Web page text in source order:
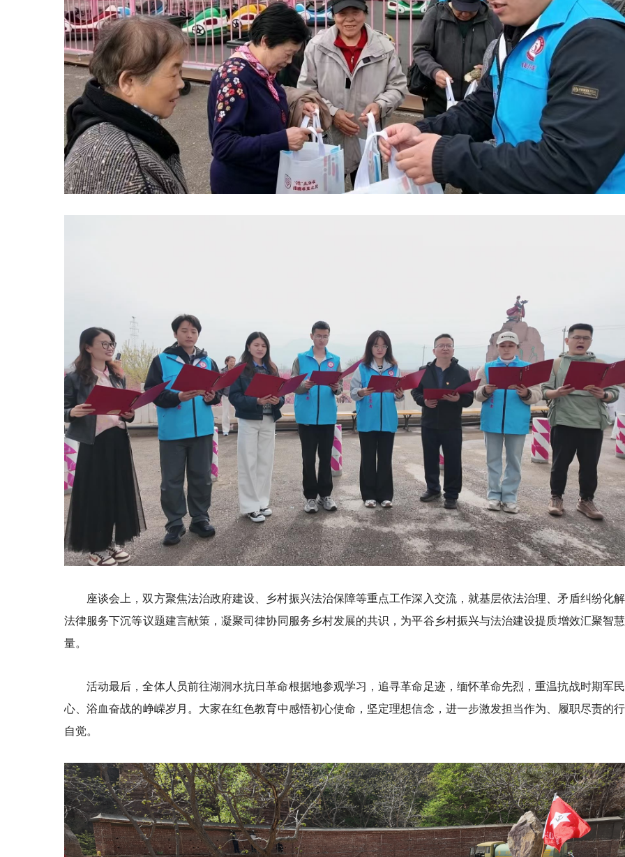
座谈会上，双方聚焦法治政府建设、乡村振兴法治保障等重点工作深入交流，就基层依法治理、矛盾纠纷化
法律服务下沉等议题建言献策，凝聚司律协同服务乡村发展的共识，为平谷乡村振兴与法治建设提质增效汇聚智
量。
活动最后，全体人员前往湖洞水抗日革命根据地参观学习，追寻革命足迹，缅怀革命先烈，重温抗战时期军
心、浴血奋战的峥嵘岁月。大家在红色教育中感悟初心使命，坚定理想信念，进一步激发担当作为、履职尽责的
自觉。